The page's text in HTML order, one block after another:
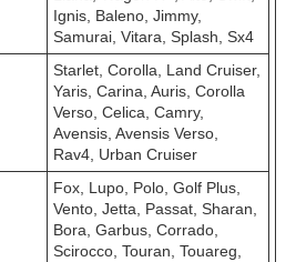
Ignis, Baleno, Jimmy,
Samurai, Vitara, Splash, Sx4
Starlet, Corolla, Land Cruiser,
Yaris, Carina, Auris, Corolla
Verso, Celica, Camry,
Avensis, Avensis Verso,
Rav4, Urban Cruiser
Fox, Lupo, Polo, Golf Plus,
Vento, Jetta, Passat, Sharan,
Bora, Garbus, Corrado,
Scirocco, Touran, Touareg,